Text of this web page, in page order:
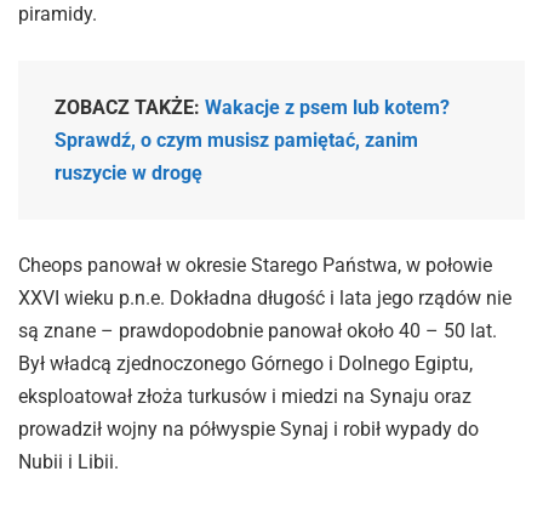
piramidy.
ZOBACZ TAKŻE: Wakacje z psem lub kotem?
Sprawdź, o czym musisz pamiętać, zanim
ruszycie w drogę
Cheops panował w okresie Starego Państwa, w połowie
XXVI wieku p.n.e. Dokładna długość i lata jego rządów nie
są znane – prawdopodobnie panował około 40 – 50 lat.
Był władcą zjednoczonego Górnego i Dolnego Egiptu,
eksploatował złoża turkusów i miedzi na Synaju oraz
prowadził wojny na półwyspie Synaj i robił wypady do
Nubii i Libii.